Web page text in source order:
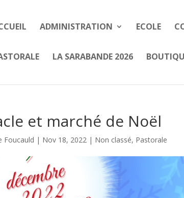
ADMINISTRATION ECOLE
LA SARABANDE 2026
et marché de Noël
Foucauld | Nov 18, 2022 | Non classé, Pastorale